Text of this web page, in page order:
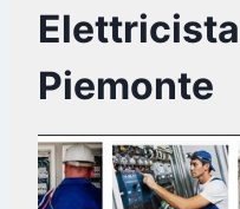
Piemonte